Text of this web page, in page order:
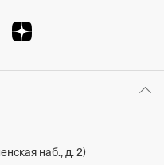
наб., д. 2)